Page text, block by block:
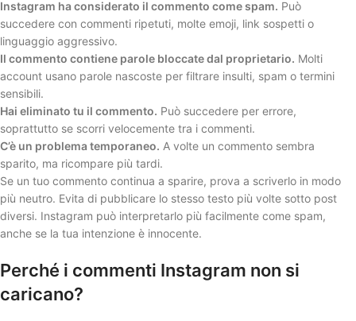
Instagram ha considerato il commento come spam. Può
succedere con commenti ripetuti, molte emoji, link sospetti o
linguaggio aggressivo.
Il commento contiene parole bloccate dal proprietario. Molti
account usano parole nascoste per filtrare insulti, spam o termini
sensibili.
Hai eliminato tu il commento. Può succedere per errore,
soprattutto se scorri velocemente tra i commenti.
C’è un problema temporaneo. A volte un commento sembra
sparito, ma ricompare più tardi.
Se un tuo commento continua a sparire, prova a scriverlo in modo
più neutro. Evita di pubblicare lo stesso testo più volte sotto post
diversi. Instagram può interpretarlo più facilmente come spam,
anche se la tua intenzione è innocente.
Perché i commenti Instagram non si
caricano?